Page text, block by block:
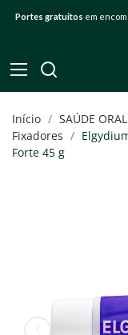
Portes gratuitos em
Início SAÚDE ORAL
Fixadores
Forte 45 g